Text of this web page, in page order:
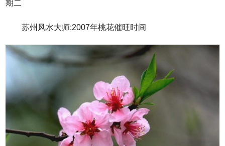
期二
苏州风水大师:2007年桃花催旺时间